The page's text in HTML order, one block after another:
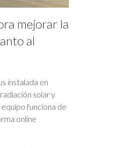
mejorar la
al
instalada en
solar y
funciona de
online